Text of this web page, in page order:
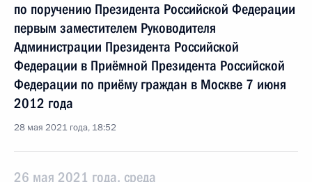
по поручению Президента Российской Федерации
первым заместителем Руководителя
Администрации Президента Российской
Федерации в Приёмной Президента Российской
Федерации по приёму граждан в Москве 7 июня
2012 года
28 мая 2021 года, 18:52
26 мая 2021 года, среда